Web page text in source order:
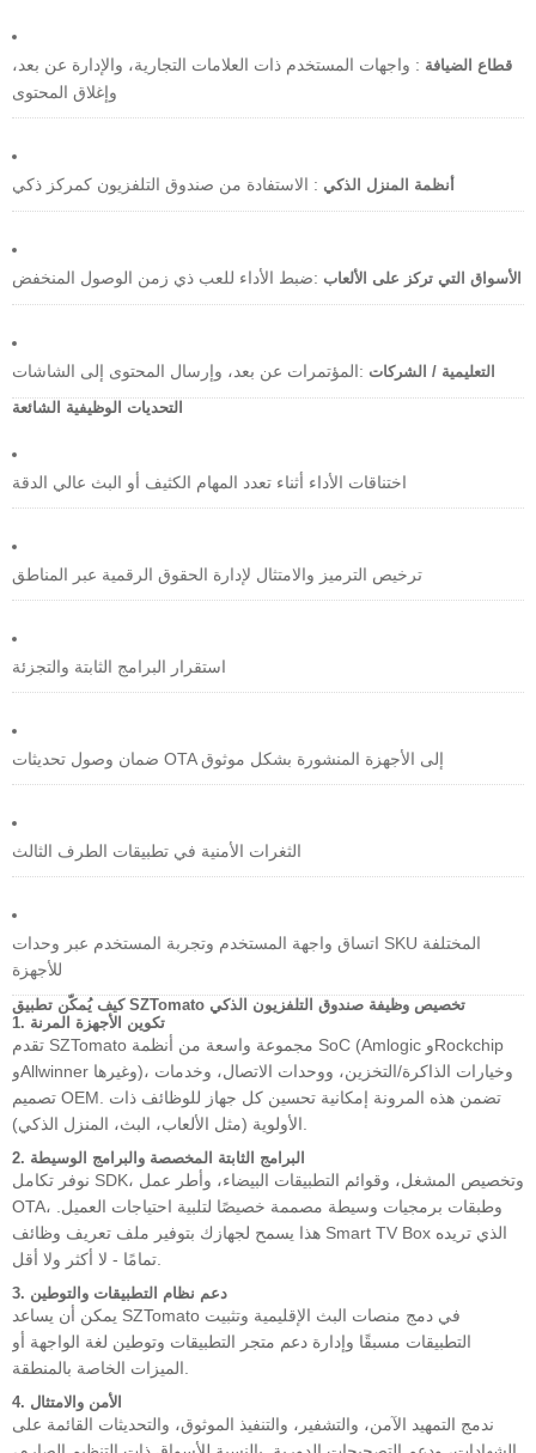
قطاع الضيافة : واجهات المستخدم ذات العلامات التجارية، والإدارة عن بعد،
وإغلاق المحتوى
أنظمة المنزل الذكي : الاستفادة من صندوق التلفزيون كمركز ذكي
الأسواق التي تركز على الألعاب :ضبط الأداء للعب ذي زمن الوصول المنخفض
التعليمية / الشركات :المؤتمرات عن بعد، وإرسال المحتوى إلى الشاشات
التحديات الوظيفية الشائعة
اختناقات الأداء أثناء تعدد المهام الكثيف أو البث عالي الدقة
ترخيص الترميز والامتثال لإدارة الحقوق الرقمية عبر المناطق
استقرار البرامج الثابتة والتجزئة
ضمان وصول تحديثات OTA إلى الأجهزة المنشورة بشكل موثوق
الثغرات الأمنية في تطبيقات الطرف الثالث
اتساق واجهة المستخدم وتجربة المستخدم عبر وحدات SKU المختلفة
للأجهزة
كيف يُمكّن تطبيق SZTomato تخصيص وظيفة صندوق التلفزيون الذكي
1. تكوين الأجهزة المرنة
تقدم SZTomato مجموعة واسعة من أنظمة SoC (Amlogic وRockchip
وAllwinner وغيرها)، وخيارات الذاكرة/التخزين، ووحدات الاتصال، وخدمات
تصميم OEM. تضمن هذه المرونة إمكانية تحسين كل جهاز للوظائف ذات
2. البرامج الثابتة المخصصة والبرامج الوسيطة
نوفر تكامل SDK، وتخصيص المشغل، وقوائم التطبيقات البيضاء، وأطر عمل
OTA، وطبقات برمجيات وسيطة مصممة خصيصًا لتلبية احتياجات العميل.
هذا يسمح لجهازك بتوفير ملف تعريف وظائف Smart TV Box الذي تريده
3. دعم نظام التطبيقات والتوطين
يمكن أن يساعد SZTomato في دمج منصات البث الإقليمية وتثبيت
التطبيقات مسبقًا وإدارة دعم متجر التطبيقات وتوطين لغة الواجهة أو
4. الأمن والامتثال
ندمج التمهيد الآمن، والتشفير، والتنفيذ الموثوق، والتحديثات القائمة على